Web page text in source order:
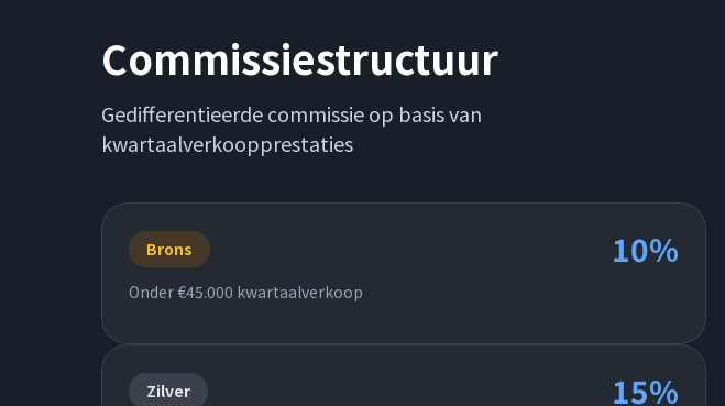
Commissiestructuur
Gedifferentieerde commissie op basis van
kwartaalverkoopprestaties
Brons 10%
Onder €45.000 kwartaalverkoop
Zilver 15%